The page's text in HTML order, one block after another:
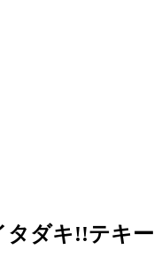
タダキ!!テキー